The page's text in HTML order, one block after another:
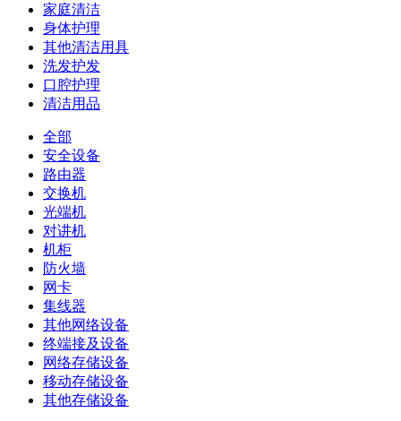
家庭清洁
身体护理
其他清洁用具
洗发护发
口腔护理
清洁用品
全部
安全设备
路由器
交换机
光端机
对讲机
机柜
防火墙
网卡
集线器
其他网络设备
终端接及设备
网络存储设备
移动存储设备
其他存储设备